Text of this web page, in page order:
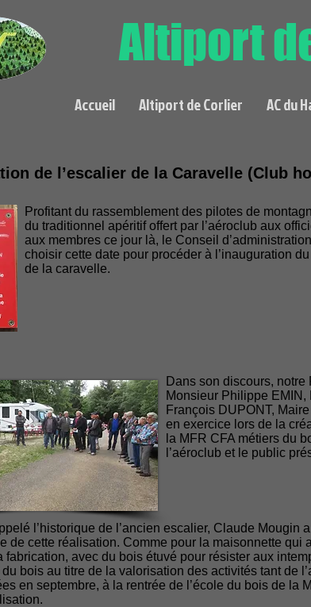
Altiport
Accueil Altiport de Corlier AC du
de l’escalier de la Caravelle (Club
Profitant du rassemblement des pilotes de
du traditionnel apéritif offert par l’aéroclub aux
aux membres ce jour là, le Conseil
choisir cette date pour procéder à l’inauguration
de la caravelle.
Dans son discours,
Monsieur Philippe
François DUPONT,
en exercice lors de la
la MFR CFA métiers du
l’aéroclub et le public
l’historique de l’ancien escalier, Claude
de cette réalisation. Comme pour la maisonnette
fabrication, avec du bois étuvé pour résister aux
bois au titre de la valorisation des activités tant de
en septembre, à la rentrée de l’école du bois de la